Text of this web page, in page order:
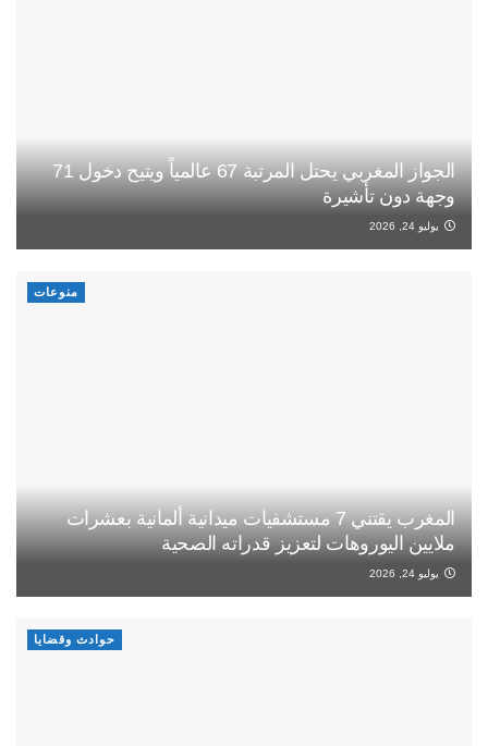
الجواز المغربي يحتل المرتبة 67 عالمياً ويتيح دخول 71
وجهة دون تأشيرة
يوليو 24, 2026
منوعات
المغرب يقتني 7 مستشفيات ميدانية ألمانية بعشرات
ملايين اليوروهات لتعزيز قدراته الصحية
يوليو 24, 2026
حوادث وقضايا